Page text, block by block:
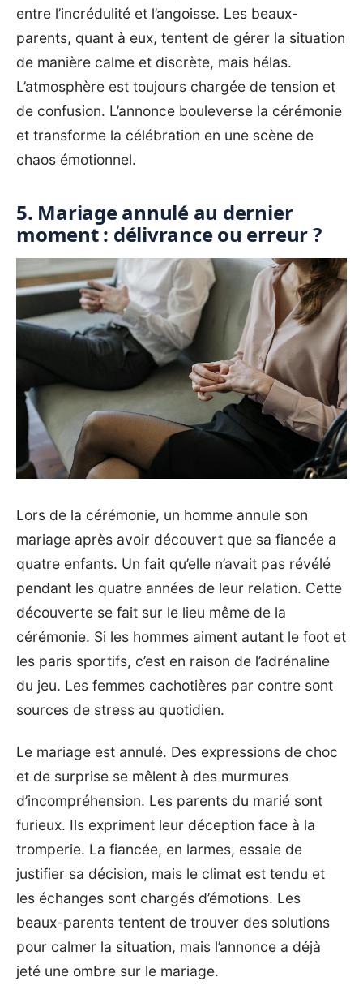
entre l’incrédulité et l’angoisse. Les beaux-
parents, quant à eux, tentent de gérer la situation
de manière calme et discrète, mais hélas.
L’atmosphère est toujours chargée de tension et
de confusion. L’annonce bouleverse la cérémonie
et transforme la célébration en une scène de
chaos émotionnel.
5. Mariage annulé au dernier
moment : délivrance ou erreur ?
Lors de la cérémonie, un homme annule son
mariage après avoir découvert que sa fiancée a
quatre enfants. Un fait qu’elle n’avait pas révélé
pendant les quatre années de leur relation. Cette
découverte se fait sur le lieu même de la
cérémonie. Si les hommes aiment autant le foot et
les paris sportifs, c’est en raison de l’adrénaline
du jeu. Les femmes cachotières par contre sont
sources de stress au quotidien.
Le mariage est annulé. Des expressions de choc
et de surprise se mêlent à des murmures
d’incompréhension. Les parents du marié sont
furieux. Ils expriment leur déception face à la
tromperie. La fiancée, en larmes, essaie de
justifier sa décision, mais le climat est tendu et
les échanges sont chargés d’émotions. Les
beaux-parents tentent de trouver des solutions
pour calmer la situation, mais l’annonce a déjà
jeté une ombre sur le mariage.